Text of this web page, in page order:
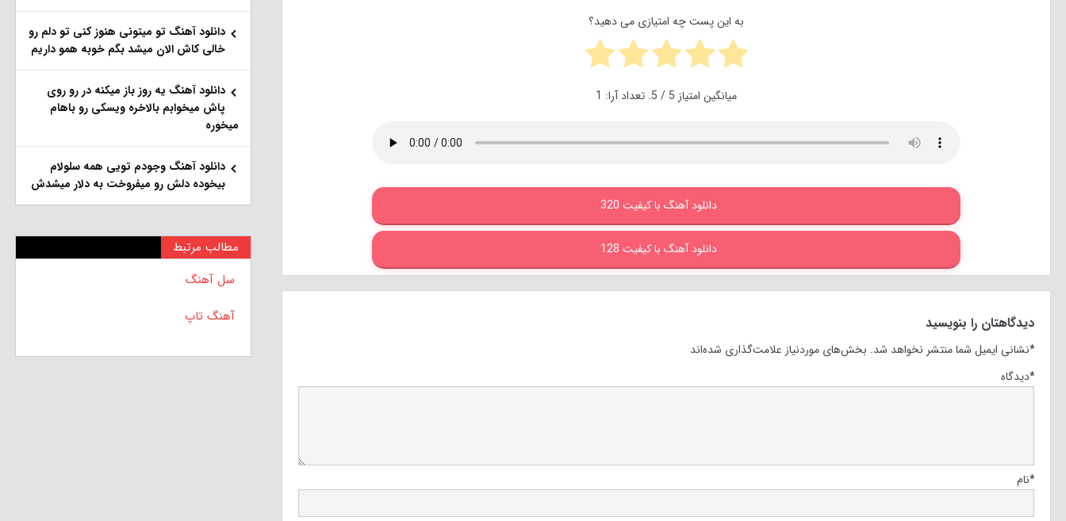
به این پست چه امتیازی می دهید؟
میانگین امتیاز 5 / 5. تعداد آرا: 1
دانلود آهنگ با کیفیت 320
دانلود آهنگ با کیفیت 128
دیدگاهتان را بنویسید
نشانی ایمیل شما منتشر نخواهد شد. بخش‌های موردنیاز علامت‌گذاری شده‌اند
*
دیدگاه*
نام*
دانلود آهنگ تو میتونی هنوز کنی تو دلم رو
خالی کاش الان میشد بگم خوبه همو داریم
دانلود آهنگ یه روز باز‌ میکنه در رو روی
پاش میخوابم بالاخره ویسکی رو باهام
میخوره
دانلود آهنگ وجودم تویی همه سلولام
بیخوده دلش رو میفروخت به دلار میشدش
مطالب مرتبط
سل آهنگ
آهنگ تاپ